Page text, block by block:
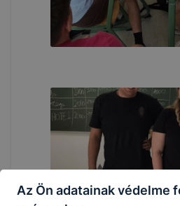
Az Ön adatainak védelme